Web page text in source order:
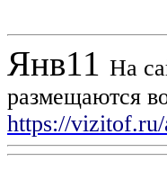
Янв11 На
размещаются
https://